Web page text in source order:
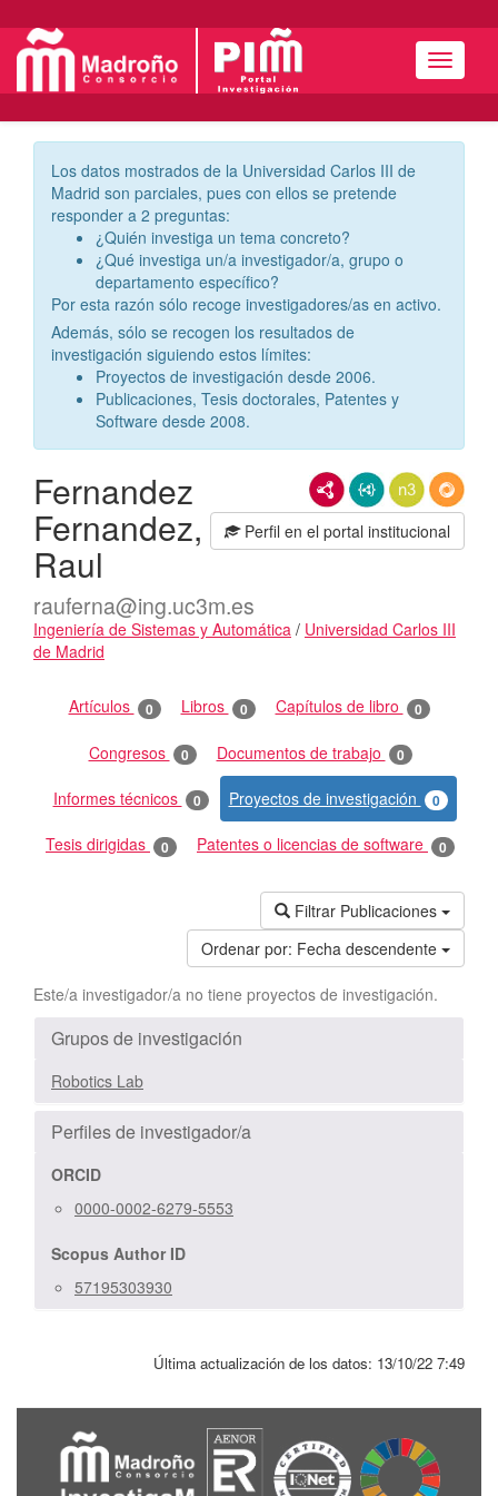
Menú
Los datos mostrados de la Universidad Carlos III de
Madrid son parciales, pues con ellos se pretende
responder a 2 preguntas:
¿Quién investiga un tema concreto?
¿Qué investiga un/a investigador/a, grupo o
departamento específico?
Por esta razón sólo recoge investigadores/as en activo.
Además, sólo se recogen los resultados de
investigación siguiendo estos límites:
Proyectos de investigación desde 2006.
Publicaciones, Tesis doctorales, Patentes y
Software desde 2008.
RDF/XMLJSON-LDN3/Turtle
Perfil en el portal institucional
Fernandez
Fernandez,
Raul
rauferna@ing.uc3m.es
Ingeniería de Sistemas y Automática / Universidad Carlos III
de Madrid
Actividades
Artículos 0 Libros 0 Capítulos de libro 0
Congresos 0 Documentos de trabajo 0
Informes técnicos 0 Proyectos de investigación 0
Tesis dirigidas 0 Patentes o licencias de software 0
Filtrar Publicaciones
Ordenar por: Fecha descendente
Este/a investigador/a no tiene proyectos de investigación.
Grupos de investigación
Robotics Lab
Perfiles de investigador/a
ORCID
0000-0002-6279-5553
Scopus Author ID
57195303930
Última actualización de los datos: 13/10/22 7:49